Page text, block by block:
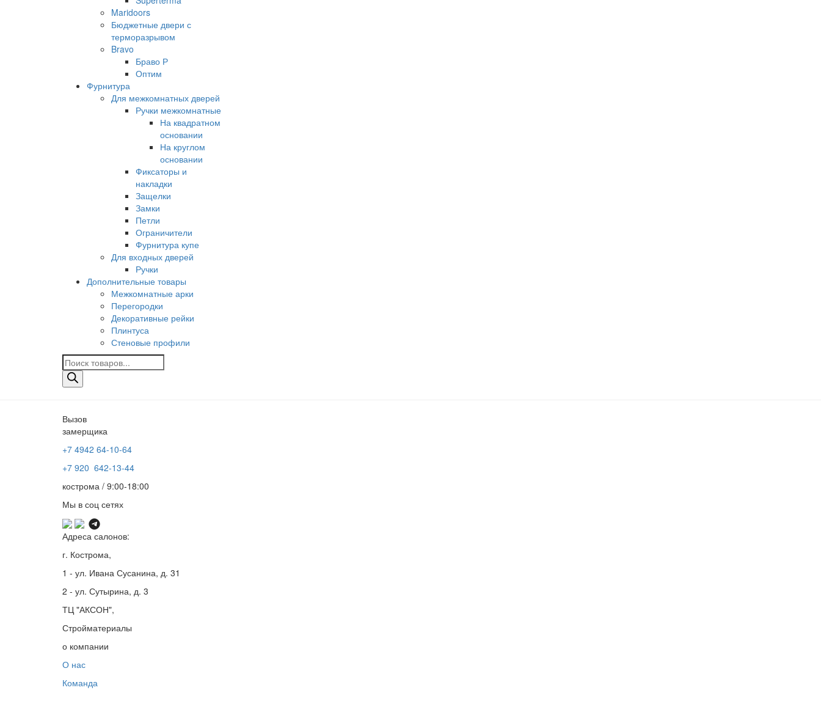
Maridoors
Бюджетные двери с
терморазрывом
Bravo
Браво Р
Оптим
Фурнитура
Для межкомнатных дверей
Ручки межкомнатные
На квадратном
основании
На круглом
основании
Фиксаторы и
накладки
Защелки
Замки
Петли
Ограничители
Фурнитура купе
Для входных дверей
Ручки
Дополнительные товары
Межкомнатные арки
Перегородки
Декоративные рейки
Плинтуса
Стеновые профили
Поиск
товаров
Вызов
замерщика
+7 4942 64-10-64
+7 920 642-13-44
кострома / 9:00-18:00
Мы в соц сетях
Адреса салонов:
г. Кострома,
1 - ул. Ивана Сусанина, д. 31
2 - ул. Сутырина, д. 3
ТЦ "АКСОН",
Стройматериалы
о компании
О нас
Команда